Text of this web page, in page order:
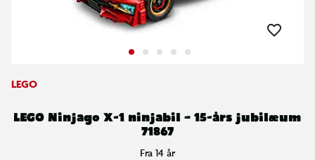
LEGO
LEGO Ninjago X-1 ninjabil – 15-års jubilæum
71867
Fra 14 år